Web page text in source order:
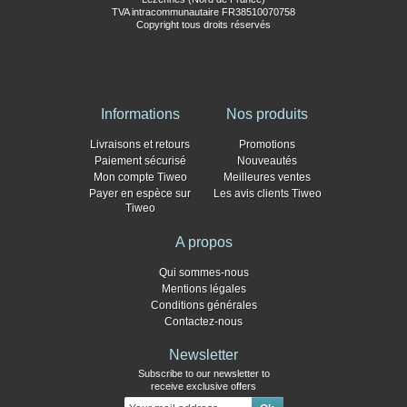
TVA intracommunautaire FR38510070758
Copyright tous droits réservés
Informations
Livraisons et retours
Paiement sécurisé
Mon compte Tiweo
Payer en espèce sur
Tiweo
Nos produits
Promotions
Nouveautés
Meilleures ventes
Les avis clients Tiweo
A propos
Qui sommes-nous
Mentions légales
Conditions générales
Contactez-nous
Newsletter
Subscribe to our newsletter to
receive exclusive offers